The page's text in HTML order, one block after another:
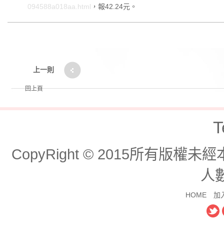
094588a018aa.html ，報42.24元。
上一則
回上頁
CopyRight © 2015所有版權未經
人
HOME 加